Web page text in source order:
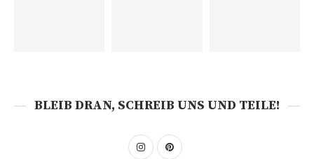
BLEIB DRAN, SCHREIB UNS UND TEILE!